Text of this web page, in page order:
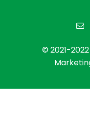
© 2021-